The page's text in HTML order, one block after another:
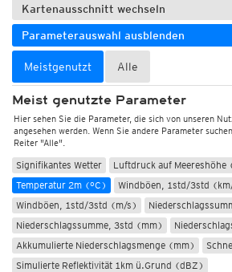
Kartenausschnitt wechseln
Parameterauswahl ausblenden
Meistgenutzt Alle
Meist genutzte Parameter
Hier sehen Sie die Parameter, die sich von unseren
angesehen werden. Wenn Sie andere Parameter
Reiter "Alle".
Signifikantes Wetter
Luftdruck auf Meereshöhe
Temperatur 2m (°C)
Windböen, 1std/3std
Windböen, 1std/3std (m/s)
Niederschlagssumme, 3std (mm)
Akkumulierte Niederschlagsmenge (mm)
Simulierte Reflektivität 1km ü.Grund (dBZ)